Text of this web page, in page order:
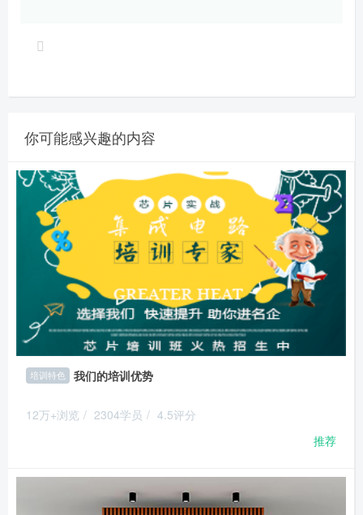
你可能感兴趣的内容
培训特色 我们的培训优势
12万+浏览 / 2304学员 / 4.5评分
推荐